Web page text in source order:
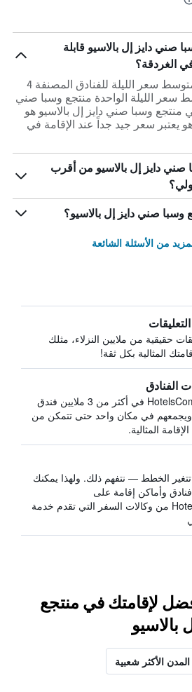
صني دايز إل بالاسيو قابلة
هناك فرق يبلغ 11% في متوسط ​​سعر الليلة للفنادق المصنفة 4
​​سعر الليلة الواحدة منتجع وسبا صني
منتجع وسبا صني دايز إل بالاسيو هو
وهو يعتبر سعر جيد جداً عند الإقامة في
دايز إل بالاسيو من أقرب
صني دايز إل بالاسيو؟
من الأسئلة الشائعة
حقيقية من ملايين النزلاء، مثلك
المثالية بكل ثقة!
الفنادق
يبحث HotelsCombined في أكثر من 3 ملايين فندق
ويجمعهم في مكان واحد حتى تتمكن من
المثالية.
الخطط — نتفهم ذلك. ولهذا يمكنك
وأماكن إقامة على
HotelsCombined من وكالات السفر التي تقدم خدمة
لإقامتك في منتجع
بالاسيو
المدن الأكثر شعبية